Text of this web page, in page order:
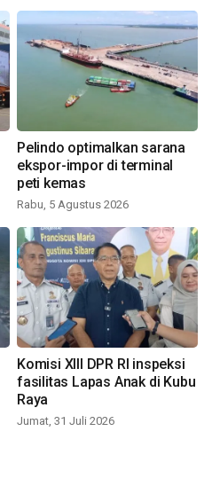
Pelindo optimalkan sarana
ekspor-impor di terminal
peti kemas
Rabu, 5 Agustus 2026
Komisi XIII DPR RI inspeksi
fasilitas Lapas Anak di Kubu
Raya
Jumat, 31 Juli 2026